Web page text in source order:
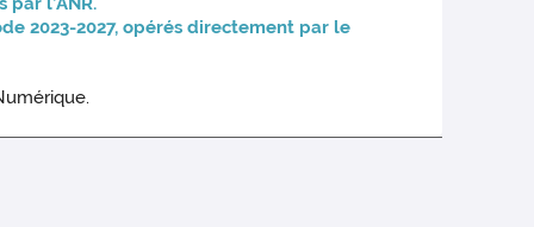
2023-2027, opérés directement par le